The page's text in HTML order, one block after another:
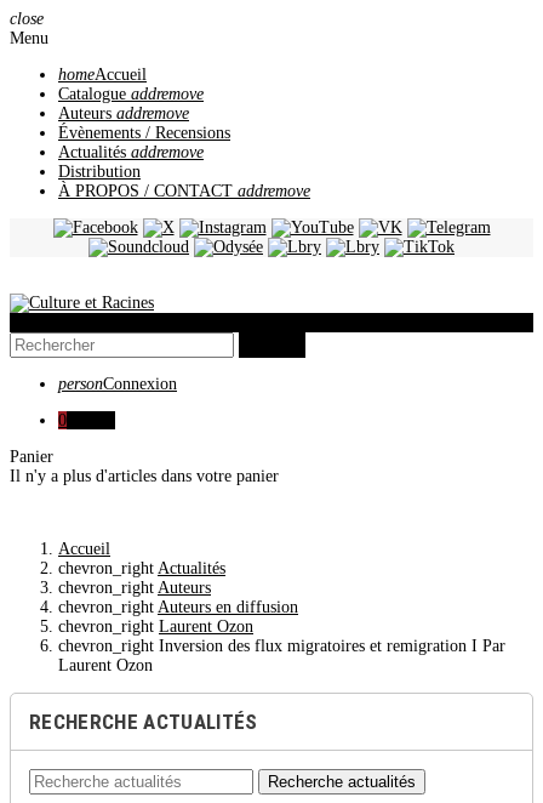
close
Menu
homeAccueil
Catalogue addremove
Auteurs addremove
Évènements / Recensions
Actualités addremove
Distribution
À PROPOS / CONTACT addremove
personConnexion
0
Panier
Il n'y a plus d'articles dans votre panier
Accueil
chevron_right Actualités
chevron_right Auteurs
chevron_right Auteurs en diffusion
chevron_right Laurent Ozon
chevron_right Inversion des flux migratoires et remigration I Par
Laurent Ozon
RECHERCHE ACTUALITÉS
Recherche actualités